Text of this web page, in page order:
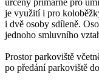
je využití i pro
i dvě osoby sdíleně.
jednoho smluvního
Prostor parkoviště
po předání parkoviště